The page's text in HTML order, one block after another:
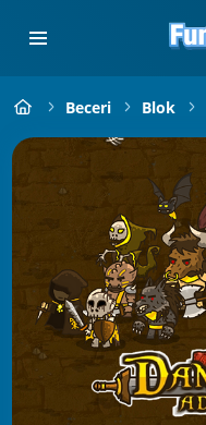
Beceri Blok